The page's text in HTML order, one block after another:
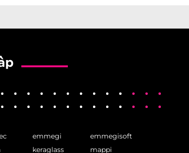
emmegi
emmegisoft
keraglass mappi